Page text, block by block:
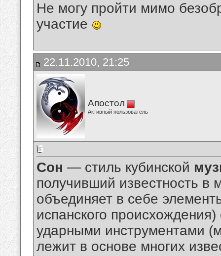
Не могу пройти мимо
участие
22.11.2010, 21:25
Апостол
Активный пользователь
Сон — стиль кубинской
получивший известность в
объединяет в себе
испанского
ударными инструментами
лежит в основе многих